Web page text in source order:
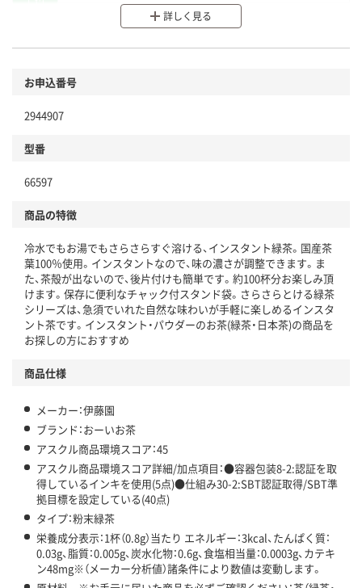
分別・リサイクルしやすい設計
本体
仕組
この商品の環境配慮ポイントです。下記商品詳細「
アスクル商品環境スコア詳細／加点項目
」で確認できます。
詳しく見る
お申込番号
2944907
型番
66597
商品の特徴
冷水でもお湯でもさらさらすぐ溶ける、インスタント緑茶。国産茶
葉100％使用。インスタントなので、味の濃さが調整できます。ま
た、茶殻が出ないので、後片付けも簡単です。約100杯分お楽しみ頂
けます。保存に便利なチャック付スタンド袋。さらさらとける緑茶
シリーズは、急須でいれた自然な味わいが手軽に楽しめるインスタ
ント茶です。インスタント・パウダーのお茶(緑茶・日本茶)の商品を
お探しの方におすすめ
商品仕様
メーカー：伊藤園
ブランド：おーいお茶
アスクル商品環境スコア：45
アスクル商品環境スコア詳細/加点項目：●容器包装8-2:認証を取
得しているインキを使用(5点)●仕組み30-2:SBT認証取得/SBT準
拠目標を設定している(40点)
タイプ：粉末緑茶
栄養成分表示：1杯（0.8g）当たり エネルギー：3kcal、たんぱく質：
0.03g、脂質：0.005g、炭水化物：0.6g、食塩相当量：0.0003g、カテキ
ン48mg※（メーカー分析値）諸条件により数値は変動します。